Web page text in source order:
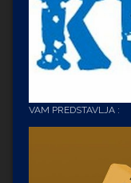
VAM PREDSTAVLJA :